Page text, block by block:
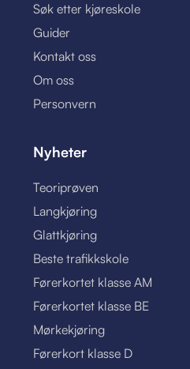
Søk etter kjøreskole
Guider
Kontakt oss
Om oss
Personvern
Nyheter
Teoriprøven
Langkjøring
Glattkjøring
Beste trafikkskole
Førerkortet klasse AM
Førerkortet klasse BE
Mørkekjøring
Førerkort klasse D